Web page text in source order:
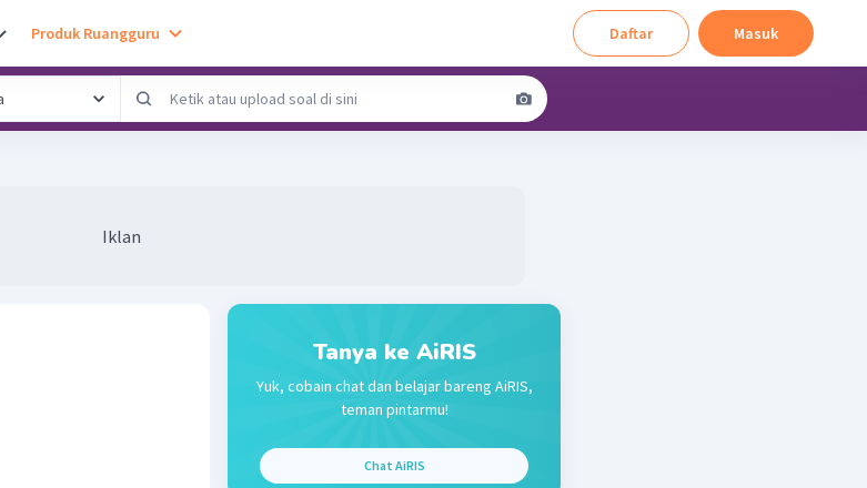
Produk Ruangguru Daftar Masuk
Iklan
Tanya ke AiRIS
Yuk, cobain chat dan belajar bareng AiRIS,
teman pintarmu!
Chat AiRIS